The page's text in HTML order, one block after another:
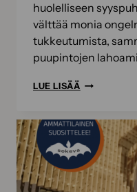
huolelliseen
välttää monia
tukkeutumista,
puupintojen
LUE LISÄÄ VALMISTELE
TALVEA
VARTEN
–
PARHAAT